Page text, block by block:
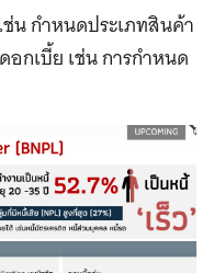
น กำหนดประเภทสินค้า
กเบี้ย เช่น การกำหนด